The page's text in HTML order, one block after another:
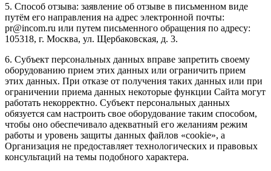
5. Способ отзыва: заявление об отзыве в письменном виде
путём его направления на адрес электронной почты:
pr@incom.ru или путем письменного обращения по адресу:
105318, г. Москва, ул. Щербаковская, д. 3.
6. Субъект персональных данных вправе запретить своему
оборудованию прием этих данных или ограничить прием
этих данных. При отказе от получения таких данных или при
ограничении приема данных некоторые функции Сайта могут
работать некорректно. Субъект персональных данных
обязуется сам настроить свое оборудование таким способом,
чтобы оно обеспечивало адекватный его желаниям режим
работы и уровень защиты данных файлов «cookie», а
Организация не предоставляет технологических и правовых
консультаций на темы подобного характера.